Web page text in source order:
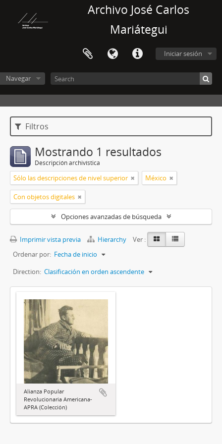
Archivo José Carlos
Mariátegui
Iniciar sesión
Navegar
Filtros
Mostrando 1 resultados
Descripción archivística
Sólo las descripciones de nivel superior México
Con objetos digitales
Opciones avanzadas de búsqueda
Imprimir vista previa Hierarchy
Ver :
Ordenar por: Fecha de inicio
Direction: Clasificación en orden ascendente
Alianza Popular
Revolucionaria Americana-
APRA (Colección)